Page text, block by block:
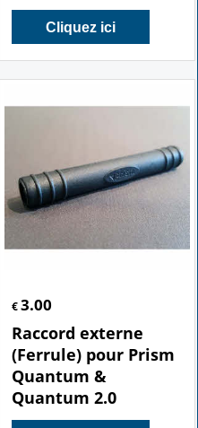
Cliquez ici
€3.00
Raccord externe
(Ferrule) pour Prism
Quantum &
Quantum 2.0